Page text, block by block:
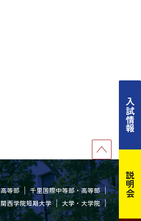
入試情報
説明会
高等部
千里国際中等部・高等部
関西学院短期大学 大学・大学院